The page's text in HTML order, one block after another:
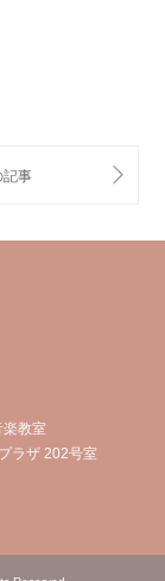
教室
ラザ 202号室